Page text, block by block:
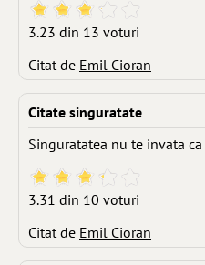
3.23 din 13 voturi
Citat de Emil Cioran
Citate singuratate
Singuratatea nu te invata
3.31 din 10 voturi
Citat de Emil Cioran